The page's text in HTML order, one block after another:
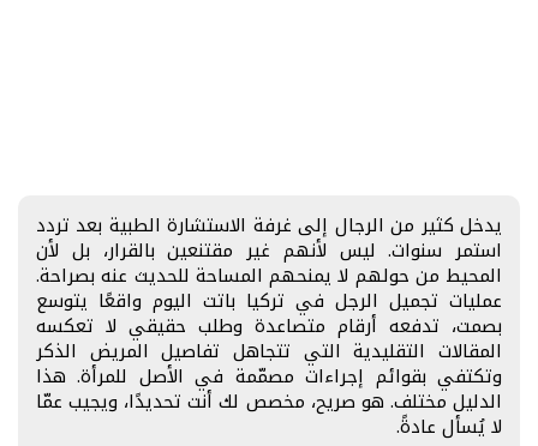
يدخل كثير من الرجال إلى غرفة الاستشارة الطبية بعد تردد
استمر سنوات. ليس لأنهم غير مقتنعين بالقرار، بل لأن
المحيط من حولهم لا يمنحهم المساحة للحديث عنه بصراحة.
عمليات تجميل الرجل في تركيا باتت اليوم واقعًا يتوسع
بصمت، تدفعه أرقام متصاعدة وطلب حقيقي لا تعكسه
المقالات التقليدية التي تتجاهل تفاصيل المريض الذكر
وتكتفي بقوائم إجراءات مصمّمة في الأصل للمرأة. هذا
الدليل مختلف. هو صريح، مخصص لك أنت تحديدًا، ويجيب عمّا
لا يُسأل عادةً.